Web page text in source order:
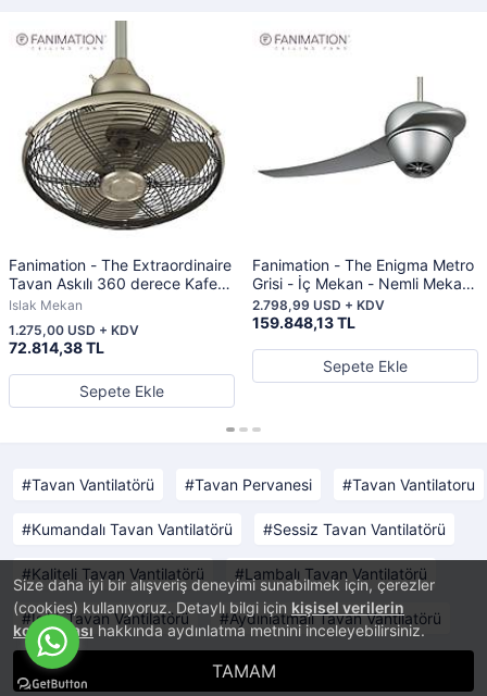
Size daha iyi bir alışveriş deneyimi sunabilmek için, çerezler
(cookies) kullanıyoruz. Detaylı bilgi için kişisel verilerin
korunmasıhakkında aydınlatma metnini inceleyebilirsiniz.
TAMAM
Fanimation - The Extraordinaire
Tavan Askılı 360 derece Kafesli
Mat Nikel Sarhoş Vantilatör
Islak Mekan
72.814,38 TL
1.275,00 USD + KDV
Sepete Ekle
Fanimation - The Enigma Metro
Grisi - İç Mekan - Nemli Mekan
Tavan Vantilatörü
159.848,13 TL
2.798,99 USD + KDV
Sepete Ekle
Tavan Vantilatörü Tavan Pervanesi Tavan Vantilatoru
Kumandalı Tavan Vantilatörü Sessiz Tavan Vantilatörü
Kaliteli Tavan Vantilatörü Lambalı Tavan Vantilatörü
Işıklı Tavan Vantilatörü Aydınlatmalı Tavan Vantilatörü
PlatinMarket E-Ticaret Sistemi